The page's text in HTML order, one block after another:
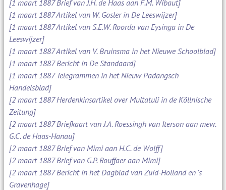
[1 maart 1887 Brief van J.H. de Haas aan F.M. Wibaut]
[1 maart 1887 Artikel van W. Gosler in De Leeswijzer]
[1 maart 1887 Artikel van S.E.W. Roorda van Eysinga in De
Leeswijzer]
[1 maart 1887 Artikel van V. Bruinsma in het Nieuwe Schoolblad]
[1 maart 1887 Bericht in De Standaard]
[1 maart 1887 Telegrammen in het Nieuw Padangsch
Handelsblad]
[2 maart 1887 Herdenkinsartikel over Multatuli in de Köllnische
Zeitung]
[2 maart 1887 Briefkaart van J.A. Roessingh van Iterson aan mevr.
G.C. de Haas-Hanau]
[2 maart 1887 Brief van Mimi aan H.C. de Wolff]
[2 maart 1887 Brief van G.P. Rouffaer aan Mimi]
[2 maart 1887 Bericht in het Dagblad van Zuid-Holland en 's
Gravenhage]